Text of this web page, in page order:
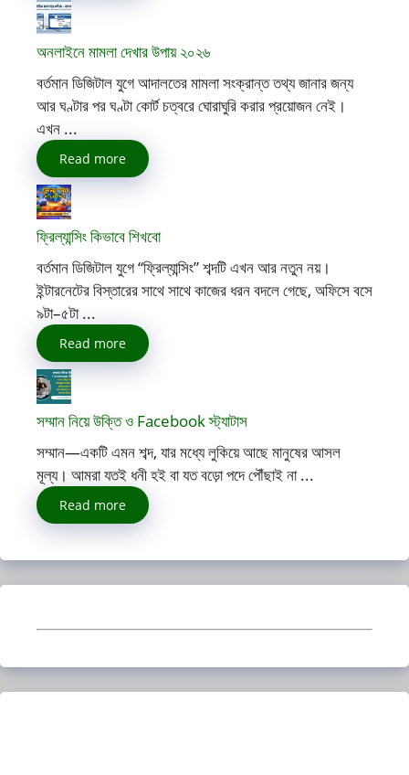
অনলাইনে মামলা দেখার উপায় ২০২৬
বর্তমান ডিজিটাল যুগে আদালতের মামলা সংক্রান্ত তথ্য জানার জন্য
আর ঘণ্টার পর ঘণ্টা কোর্ট চত্বরে ঘোরাঘুরি করার প্রয়োজন নেই।
এখন ...
Read more
ফ্রিল্যান্সিং কিভাবে শিখবো
বর্তমান ডিজিটাল যুগে “ফ্রিল্যান্সিং” শব্দটি এখন আর নতুন নয়।
ইন্টারনেটের বিস্তারের সাথে সাথে কাজের ধরন বদলে গেছে, অফিসে বসে
৯টা–৫টা ...
Read more
সম্মান নিয়ে উক্তি ও Facebook স্ট্যাটাস
সম্মান—একটি এমন শব্দ, যার মধ্যে লুকিয়ে আছে মানুষের আসল
মূল্য। আমরা যতই ধনী হই বা যত বড়ো পদে পৌঁছাই না ...
Read more